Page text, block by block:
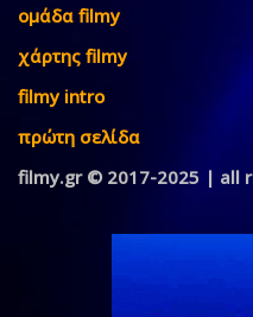
ομάδα filmy
χάρτης filmy
filmy intro
πρώτη σελίδα
filmy.gr © 2017-2025 | all